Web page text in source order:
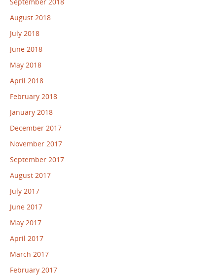
August 2018
July 2018
June 2018
May 2018
April 2018
February 2018
January 2018
December 2017
November 2017
September 2017
August 2017
July 2017
June 2017
May 2017
April 2017
March 2017
February 2017